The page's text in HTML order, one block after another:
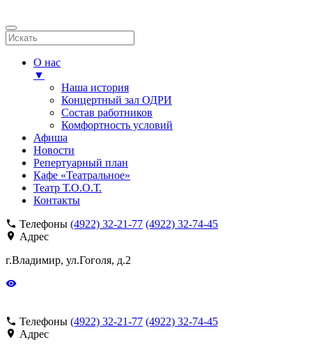
О нас
▼
Наша история
Концертный зал ОДРИ
Состав работников
Комфортность условий
Афиша
Новости
Репертуарный план
Кафе «Театральное»
Театр Т.О.О.Т.
Контакты
Телефоны (4922) 32-21-77 (4922) 32-74-45
Адрес
г.Владимир, ул.Гоголя, д.2
Телефоны (4922) 32-21-77 (4922) 32-74-45
Адрес